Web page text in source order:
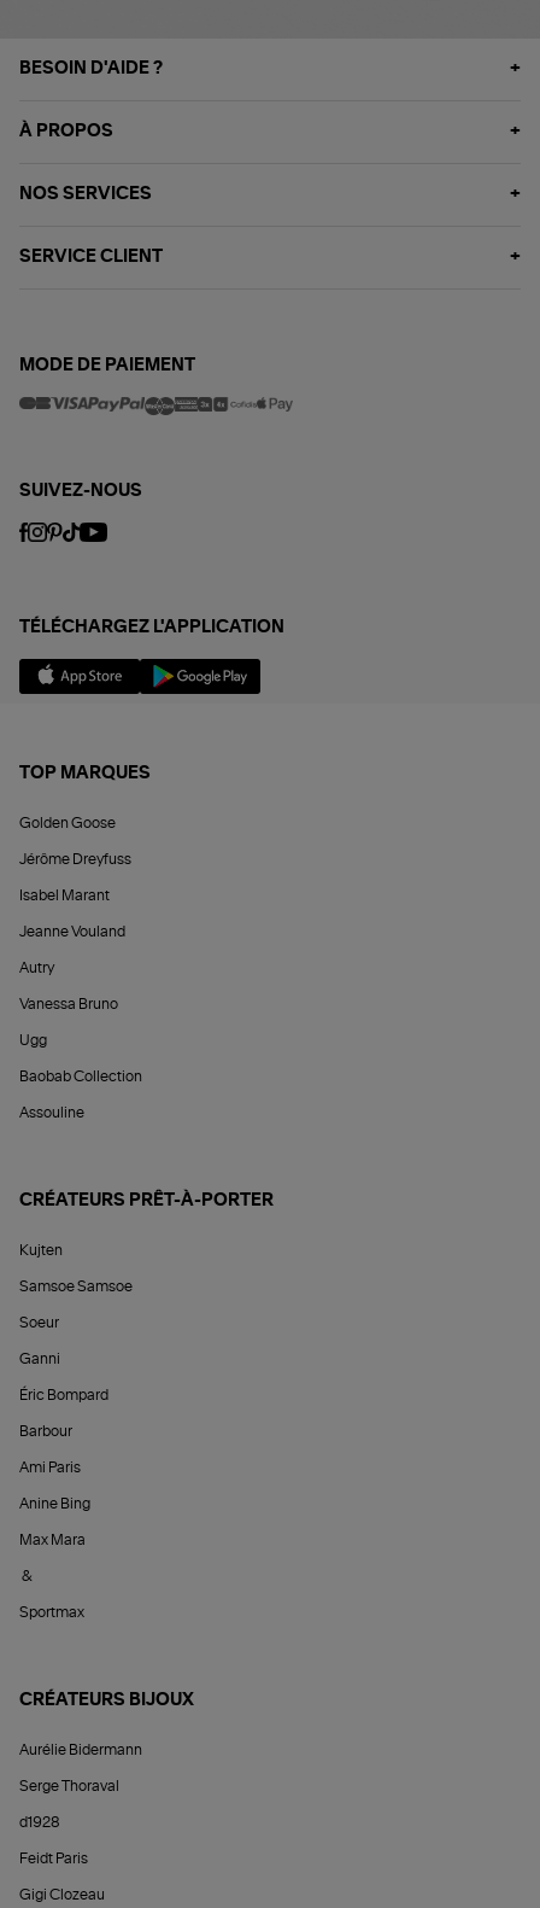
BESOIN D'AIDE ?
À PROPOS
NOS SERVICES
SERVICE CLIENT
MODE DE PAIEMENT
SUIVEZ-NOUS
TÉLÉCHARGEZ L'APPLICATION
TOP MARQUES
Golden Goose
Jérôme Dreyfuss
Isabel Marant
Jeanne Vouland
Autry
Vanessa Bruno
Ugg
Baobab Collection
Assouline
CRÉATEURS PRÊT-À-PORTER
Kujten
Samsoe Samsoe
Soeur
Ganni
Éric Bompard
Barbour
Ami Paris
Anine Bing
Max Mara
&
Sportmax
CRÉATEURS BIJOUX
Aurélie Bidermann
Serge Thoraval
d1928
Feidt Paris
Gigi Clozeau